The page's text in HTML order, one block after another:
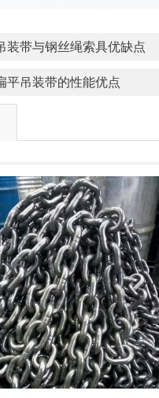
装带与钢丝绳索具优缺点
平吊装带的性能优点